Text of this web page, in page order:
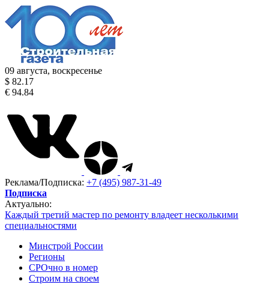
09 августа, воскресенье
$ 82.17
€ 94.84
Реклама/Подписка: +7 (495) 987-31-49
Подписка
Актуально:
Каждый третий мастер по ремонту владеет несколькими
специальностями
Минстрой России
Регионы
СРОчно в номер
Строим на своем